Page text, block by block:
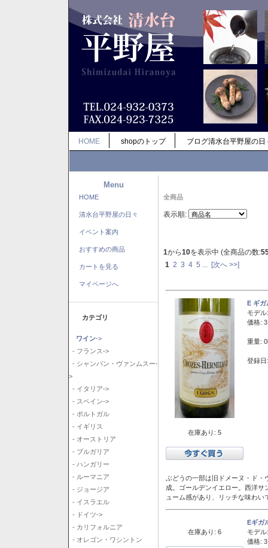
HOME shopのトップ ブログ清水台平野屋の日
Menu
HOME
清水台平野屋の日々
イベント案内
おすすめの商品
カートを見る
マイページへ
カテゴリ
ワイン->
- フランス->
- シャンパン・ヴァンムスー-
>
- イタリア->
- スペイン->
- ポルトガル
- イギリス
- オーストリア
- ブルガリア
- ハンガリー
- ルーマニア
- ジョージア
- イスラエル
- ドイツ->
- カリフォルニア
- オレゴン・ワシントン
全商品
表示順:
1から10を表示中 (全商品の数:
1 2 3 4 5 [次へ >>]
在庫あり: 5
E ギ
モデル:
価格:
重量:
登録
ぶどうの一部は旧ドメーヌ・ド・
成。ゴールデンイエロー。西洋
ューム感があり、リッチな味わい
在庫あり: 6
Eギガ
モデル:
価格: